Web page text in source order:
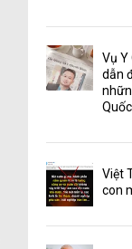
Vụ Y
dẫn
Việt
con